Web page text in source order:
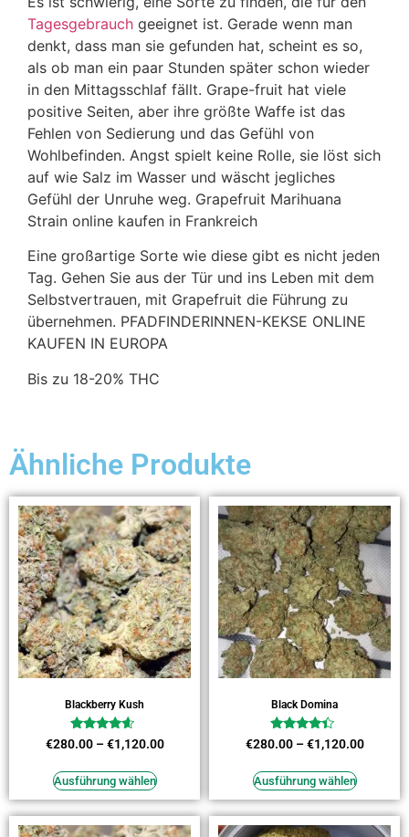
Tagesgebrauch geeignet ist. Gerade wenn man
denkt, dass man sie gefunden hat, scheint es so,
als ob man ein paar Stunden später schon wieder
in den Mittagsschlaf fällt. Grape-fruit hat viele
positive Seiten, aber ihre größte Waffe ist das
Fehlen von Sedierung und das Gefühl von
Wohlbefinden. Angst spielt keine Rolle, sie löst sich
auf wie Salz im Wasser und wäscht jegliches
Gefühl der Unruhe weg. Grapefruit Marihuana
Strain online kaufen in Frankreich
Eine großartige Sorte wie diese gibt es nicht jeden
Tag. Gehen Sie aus der Tür und ins Leben mit dem
Selbstvertrauen, mit Grapefruit die Führung zu
übernehmen. PFADFINDERINNEN-KEKSE ONLINE
KAUFEN IN EUROPA
Bis zu 18-20% THC
Ähnliche Produkte
Blackberry Kush
Bewertet
von 5
€280.00–€1,120.00
Ausführung wählen
Black Domina
Bewertet
mit
von 5
€280.00–€1,120.00
Ausführung wählen